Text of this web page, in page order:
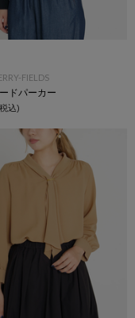
FIELDS
ドパーカー
込)